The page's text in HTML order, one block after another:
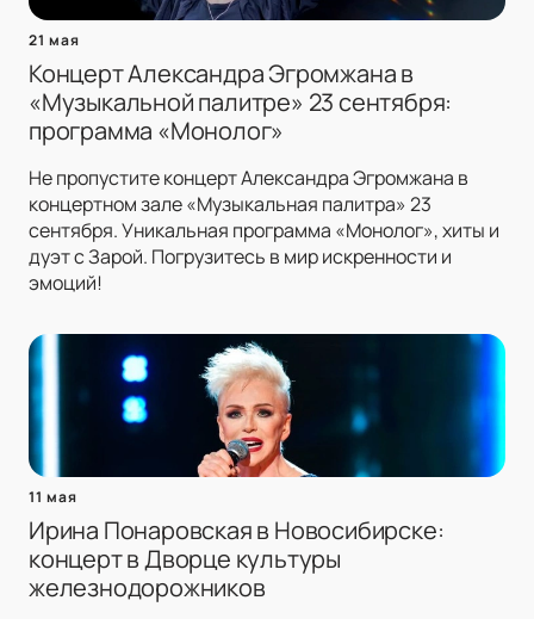
21 мая
Концерт Александра Эгромжана в
«Музыкальной палитре» 23 сентября:
программа «Монолог»
Не пропустите концерт Александра Эгромжана в
концертном зале «Музыкальная палитра» 23
сентября. Уникальная программа «Монолог», хиты и
дуэт с Зарой. Погрузитесь в мир искренности и
эмоций!
11 мая
Ирина Понаровская в Новосибирске:
концерт в Дворце культуры
железнодорожников